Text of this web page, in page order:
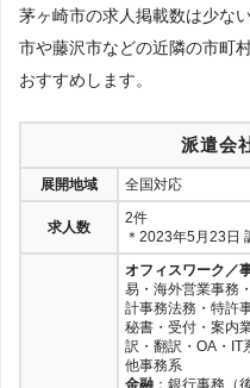
茅ヶ崎市の求人掲載数は少な
市や藤沢市などの近隣の市町
おすすめします。
派遣会
展開地域 全国対応
求人数
2件
＊2023年5月23日
オフィスワーク／
易・海外営業事務
計事務法務・特許
秘書・受付・案内
訳・翻訳・OA・IT
他事務系